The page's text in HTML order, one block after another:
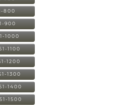
800
900
1000
1100
1200
1300
1400
1500